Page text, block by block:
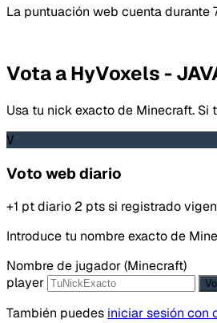
La puntuación web cuenta durante
Vota a HyVoxels -
Usa tu nick exacto de Minecraft. Si
V
Voto web diario
+1 pt diario 2 pts si registrado
Introduce tu nombre exacto de
Nombre de jugador (Minecraft)
player
También puedes iniciar sesión con